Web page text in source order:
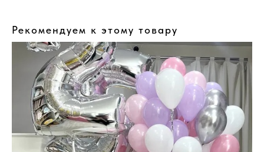
Рекомендуем к этому товару